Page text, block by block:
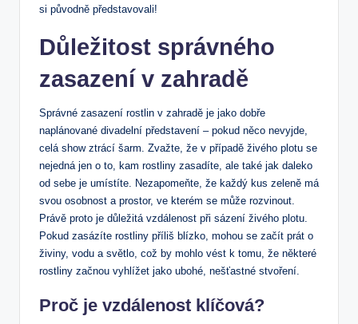
si původně představovali!
Důležitost správného
zasazení v zahradě
Správné zasazení rostlin v zahradě je jako dobře
naplánované divadelní představení – pokud něco nevyjde,
celá show ztrácí šarm. Zvažte, že v případě živého plotu se
nejedná jen o to, kam rostliny zasadíte, ale také jak daleko
od sebe je umístíte. Nezapomeňte, že každý kus zeleně má
svou osobnost a prostor, ve kterém se může rozvinout.
Právě proto je důležitá vzdálenost při sázení živého plotu.
Pokud zasázíte rostliny příliš blízko, mohou se začít prát o
živiny, vodu a světlo, což by mohlo vést k tomu, že některé
rostliny začnou vyhlížet jako ubohé, nešťastné stvoření.
Proč je vzdálenost klíčová?